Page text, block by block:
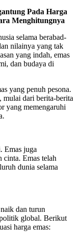
Pada Harga
Menghitungnya
selama berabad-
nilainya yang tak
yang indah, emas
dan budaya di
yang penuh pesona.
mulai dari berita-berita
yang memengaruhi
Emas juga
cinta. Emas telah
dunia selama
dan turun
global. Berikut
harga emas: